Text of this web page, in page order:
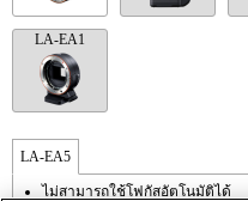
LA-EA1
LA-EA5
ไม่สามารถใช้โฟกัสอัตโนมัติได้